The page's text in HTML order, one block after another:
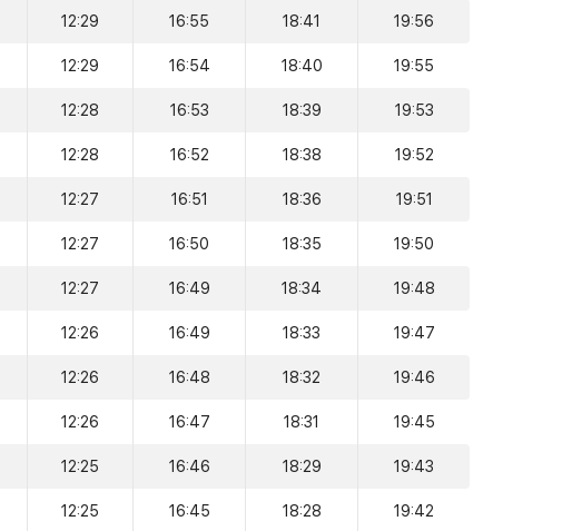
12:29 16:55 18:41 19:56
12:29 16:54 18:40 19:55
12:28 16:53 18:39 19:53
12:28 16:52 18:38 19:52
12:27 16:51 18:36 19:51
12:27 16:50 18:35 19:50
12:27 16:49 18:34 19:48
12:26 16:49 18:33 19:47
12:26 16:48 18:32 19:46
12:26 16:47 18:31 19:45
12:25 16:46 18:29 19:43
12:25 16:45 18:28 19:42